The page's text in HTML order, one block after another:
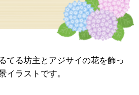
てる坊主とアジサイの花を飾っ
イラストです。